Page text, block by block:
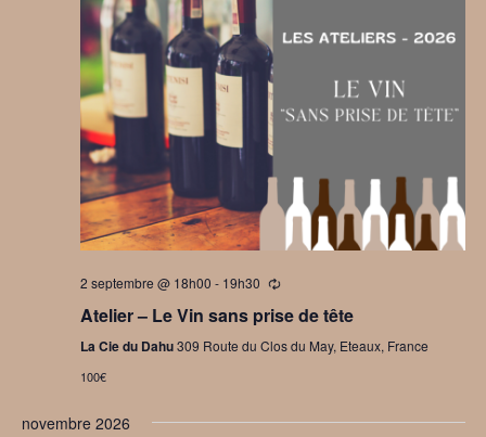
2 septembre @ 18h00 - 19h30
Se
Atelier – Le Vin sans prise de tête
La Cie du Dahu309 Route du Clos du May, Eteaux, France
100€
novembre 2026